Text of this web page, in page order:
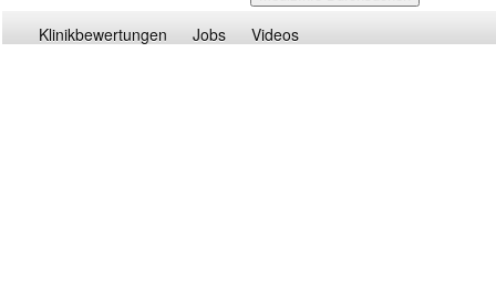
Klinikbewertungen Jobs Videos